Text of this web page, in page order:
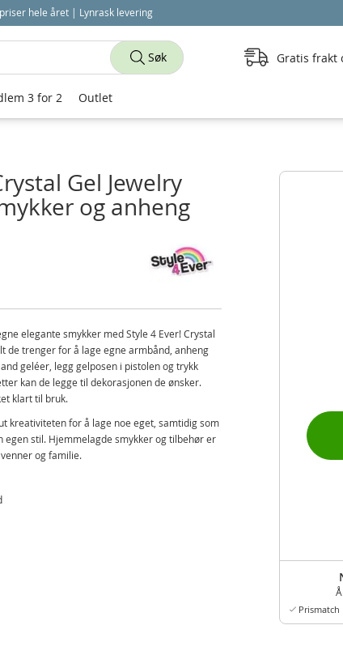
hele året | Lynrask levering
Prismatch
Gel Jewelry
og anheng
elegante smykker med Style 4 Ever! Crystal
de trenger for å lage egne armbånd, anheng
geléer, legg gelposen i pistolen og trykk
kan de legge til dekorasjonen de ønsker.
klart til bruk.
kreativiteten for å lage noe eget, samtidig som
egen stil. Hjemmelagde smykker og tilbehør er
og familie.
Søk Gratis frakt
3 for 2 Outlet